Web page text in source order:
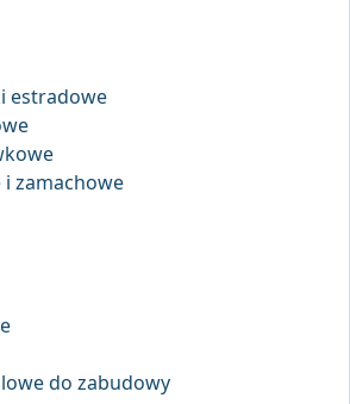
estradowe
i zamachowe
do zabudowy